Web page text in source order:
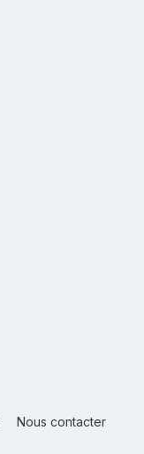
Nous contacter